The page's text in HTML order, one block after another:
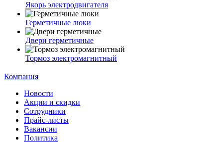
Якорь электродвигателя
Герметичные люки
Двери герметичные
Тормоз электромагнитный
Компания
Новости
Акции и скидки
Сотрудники
Прайс-листы
Вакансии
Политика